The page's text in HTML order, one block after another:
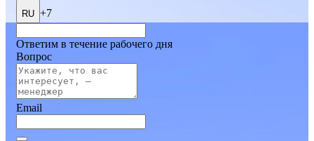
RU +7
Ответим в течение рабочего дня
Вопрос
Email